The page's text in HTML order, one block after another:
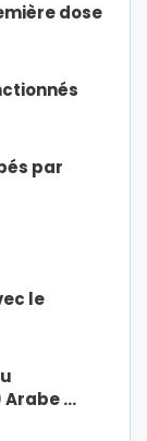
dose
par
le
Arabe …